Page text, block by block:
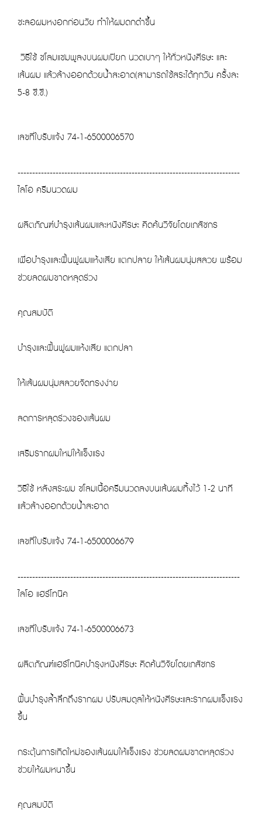
ชะลอผมหงอกก่อนวัย ทำให้ผมดกดำขึ้น
วิธีใช้ ชโลมแชมพูลงบนผมเปียก นวดเบาๆ ให้ทั่วหนังศีรษะ และ
เส้นผม แล้วล้างออกด้วยน้ำสะอาด(สามารถใช้สระได้ทุกวัน ครั้งละ
5-8 ซี.ซี.)
เลขที่ใบรับแจ้ง 74-1-6500006570
----------------------------------------------------------------------------
ไลโอ ครีมนวดผม
ผลิตภัณฑ์บำรุงเส้นผมและหนังศีรษะ คิดค้นวิจัยโดยเภสัชกร
เพื่อบำรุงและฟื้นฟูผมแห้งเสีย แตกปลาย ให้เส้นผมนุ่มสลวย พร้อม
ช่วยลดผมขาดหลุดร่วง
คุณสมบัติ
บำรุงและฟื้นฟูผมแห้งเสีย แตกปลา
ให้เส้นผมนุ่มสลวยจัดทรงง่าย
ลดการหลุดร่วงของเส้นผม
เสริมรากผมใหม่ให้แข็งแรง
วิธีใช้ หลังสระผม ชโลมเนื้อครีมนวดลงบนเส้นผมทิ้งไว้ 1-2 นาที
แล้วล้างออกด้วยน้ำสะอาด
เลขที่ใบรับแจ้ง 74-1-6500006679
----------------------------------------------------------------------------
ไลโอ แฮร์โทนิค
เลขที่ใบรับแจ้ง 74-1-6500006673
ผลิตภัณฑ์แฮร์โทนิคบำรุงหนังศีรษะ คิดค้นวิจัยโดยเภสัชกร
ฟื้นบำรุงล้ำลึกถึงรากผม ปรับสมดุลให้หนังศีรษะและรากผมแข็งแรง
ขึ้น
กระตุ้นการเกิดใหม่ของเส้นผมให้แข็งแรง ช่วยลดผมขาดหลุดร่วง
ช่วยให้ผมหนาขึ้น
คุณสมบัติ